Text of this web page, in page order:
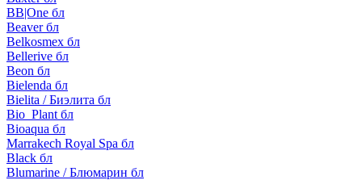
BB|One бл
Beaver бл
Belkosmex бл
Bellerive бл
Beon бл
Bielenda бл
Bielita / Биэлита бл
Bio_Plant бл
Bioaqua бл
Marrakech Royal Spa бл
Black бл
Blumarine / Блюмарин бл